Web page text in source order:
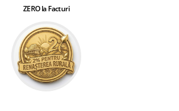
ZERO la Facturi